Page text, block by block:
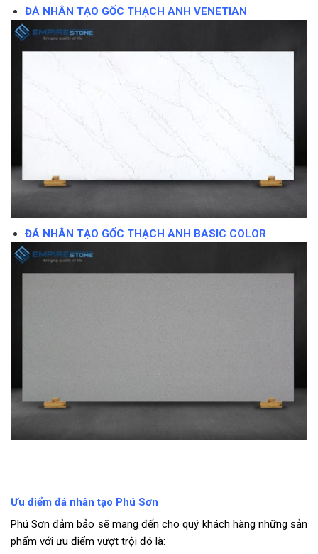
ĐÁ NHÂN TẠO GỐC THẠCH ANH VENETIAN
ĐÁ NHÂN TẠO GỐC THẠCH ANH BASIC COLOR
Ưu điểm đá nhân tạo Phú Sơn
Phú Sơn đảm bảo sẽ mang đến cho quý khách hàng những sản
phẩm với ưu điểm vượt trội đó là: